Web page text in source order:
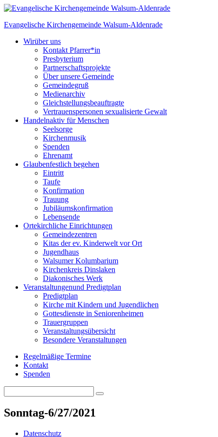
Skip
content
Evangelische Kirchengemeinde Walsum-Aldenrade
Wirüber uns
Kontakt Pfarrer*in
Presbyterium
Partnerschaftsprojekte
Über unsere Gemeinde
Gemeindegruß
Medienarchiv
Gleichstellungs­beauftragte
Vertrauenspersonen sexualisierte Gewalt
Handelnaktiv für Menschen
Seelsorge
Kirchenmusik
Spenden
Ehrenamt
Glaubenfestlich begehen
Eintritt
Taufe
Konfirmation
Trauung
Jubiläumskonfirmation
Lebensende
Ortekirchliche Einrichtungen
Gemeindezentren
Kitas der ev. Kinderwelt vor Ort
Jugendhaus
Walsumer Kolumbarium
Kirchenkreis Dinslaken
Diakonisches Werk
Veranstaltungenund Predigtplan
Predigtplan
Kirche mit Kindern und Jugendlichen
Gottesdienste in Seniorenheimen
Trauergruppen
Veranstaltungsübersicht
Besondere Veranstaltungen
Regelmäßige Termine
Kontakt
Spenden
for:
Search
Sonntag-6/27/2021
Datenschutz